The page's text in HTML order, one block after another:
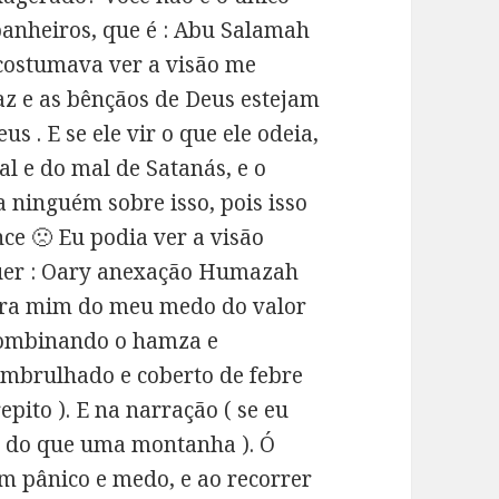
que é : Abu Salamah
ver a visão me
e as bênçãos de Deus estejam
. E se ele vir o que ele odeia,
e do mal de Satanás, e o
ninguém sobre isso, pois isso
🙁 Eu podia ver a visão
: Oary anexação Humazah
mim do meu medo do valor
o hamza e
e coberto de febre
). E na narração ( se eu
que uma montanha ). Ó
pânico e medo, e ao recorrer